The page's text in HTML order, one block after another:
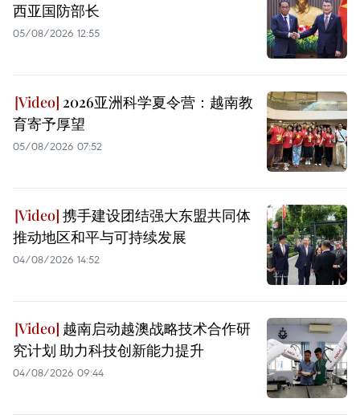
西亚国防部长
05/08/2026 12:55
2026亚洲科学夏令营：越南教
育寄予厚望
05/08/2026 07:52
携手建设团结强大东盟共同体
推动地区和平与可持续发展
04/08/2026 14:52
越南启动越澳战略技术合作研
究计划 助力科技创新能力提升
04/08/2026 09:44